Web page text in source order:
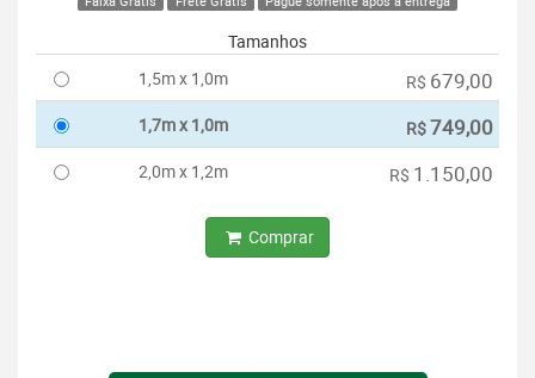
Tamanhos
1,5m x 1,0m
R$ 679,00
1,7m x 1,0m R$749,00
2,0m x 1,2m R$ 1.150,00
Comprar